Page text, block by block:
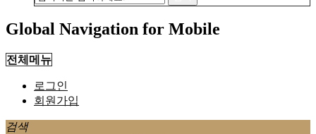
Global Navigation for Mobile
전체메뉴
로그인
회원가입
검색